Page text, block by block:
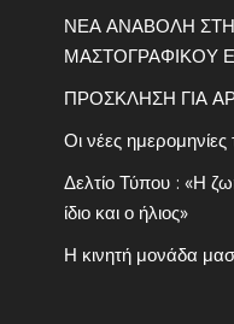
ΝΕΑ ΑΝΑΒΟΛΗ
ΜΑΣΤΟΓΡΑΦΙΚΟΥ
ΠΡΟΣΚΛΗΣΗ ΓΙΑ
Οι νέες
Δελτίο Τύπου : «Η
ίδιο και ο ήλιος»
Η κινητή μονάδα